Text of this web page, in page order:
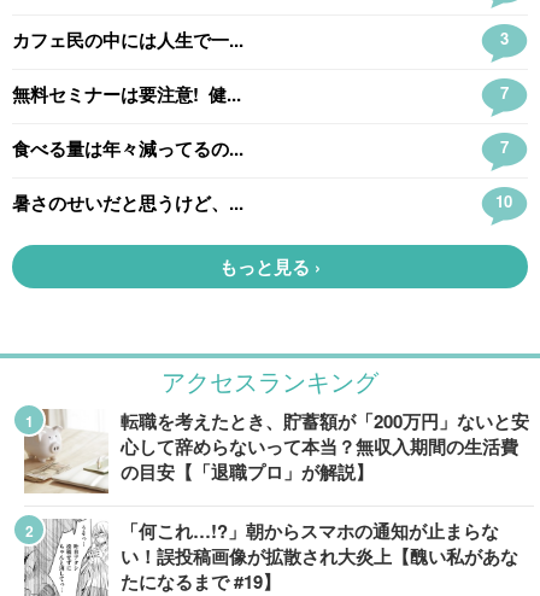
アクセスランキング
転職を考えたとき、貯蓄額が「200万円」ないと安
心して辞めらないって本当？無収入期間の生活費
の目安【「退職プロ」が解説】
「何これ…!?」朝からスマホの通知が止まらな
い！誤投稿画像が拡散され大炎上【醜い私があな
たになるまで #19】